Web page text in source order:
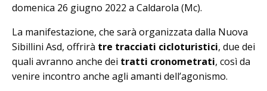
domenica 26 giugno 2022 a Caldarola (Mc).
La manifestazione, che sarà organizzata dalla Nuova
Sibillini Asd, offrirà tre tracciati cicloturistici, due dei
quali avranno anche dei tratti cronometrati, così da
venire incontro anche agli amanti dell’agonismo.